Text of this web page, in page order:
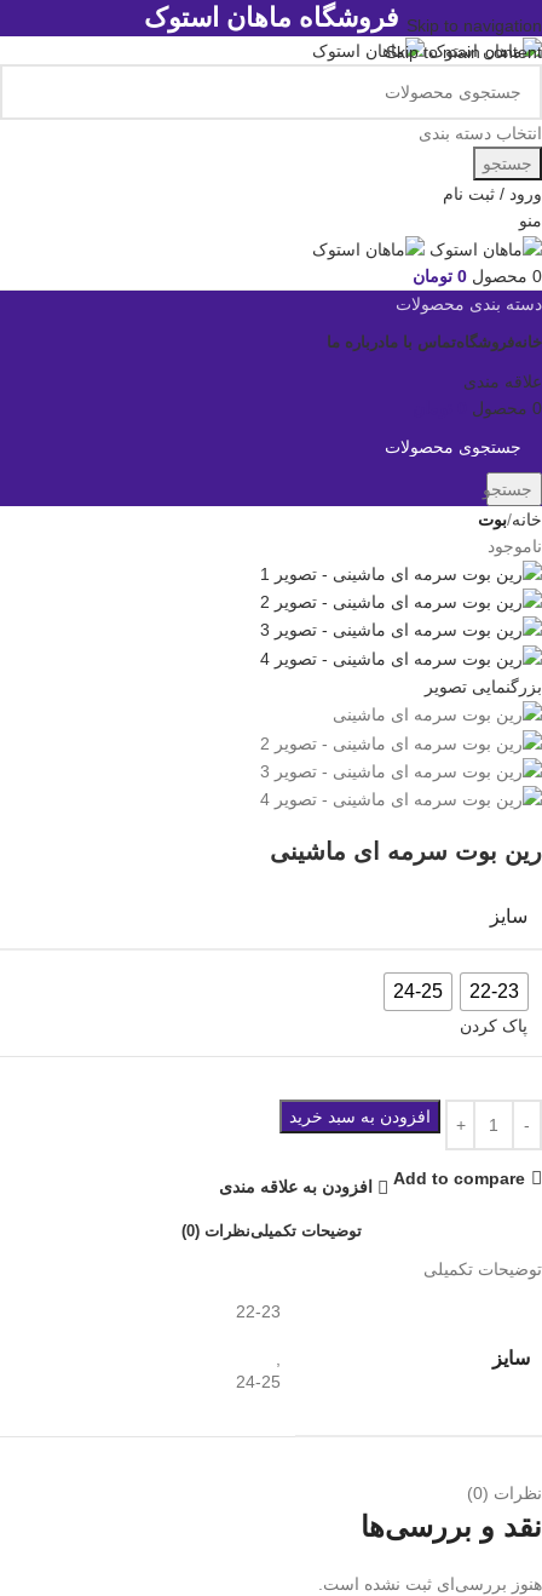
Skip to navigation
Skip to main content
فروشگاه ماهان استوک
انتخاب دسته بندی
جستجو
ورود / ثبت نام
منو
0 محصول 0 تومان
دسته بندی محصولات
خانهفروشگاهتماس با مادرباره ما
علاقه مندی
0 محصول
جستجو
خانه بوت
ناموجود
بزرگنمایی تصویر
رین بوت سرمه ای ماشینی
سایز
22-23
24-25
پاک کردن
افزودن به سبد خرید
Add to compare افزودن به علاقه مندی
توضیحات تکمیلینظرات (0)
توضیحات تکمیلی
سایز
22-23
,
24-25
نظرات (0)
نقد و بررسی‌ها
هنوز بررسی‌ای ثبت نشده است.